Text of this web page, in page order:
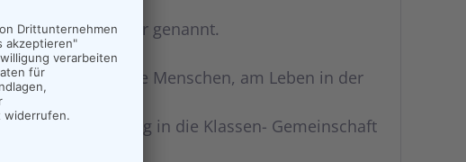
Helfer genannt.
Wort.
hilfebedürftige Menschen, am Leben in der
mit Behinderung in die Klassen- Gemeinschaft